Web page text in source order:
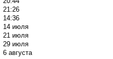
21:26
14:36
14 июля
21 июля
29 июля
6 августа